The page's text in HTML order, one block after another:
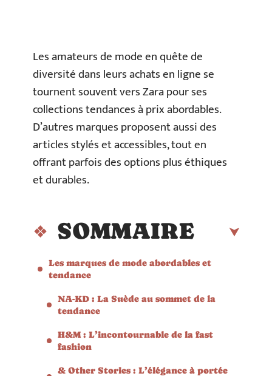
Les amateurs de mode en quête de
diversité dans leurs achats en ligne se
tournent souvent vers Zara pour ses
collections tendances à prix abordables.
D’autres marques proposent aussi des
articles stylés et accessibles, tout en
offrant parfois des options plus éthiques
et durables.
SOMMAIRE
Les marques de mode abordables et
tendance
NA-KD : La Suède au sommet de la
tendance
H&M : L’incontournable de la fast
fashion
& Other Stories : L’élégance à portée